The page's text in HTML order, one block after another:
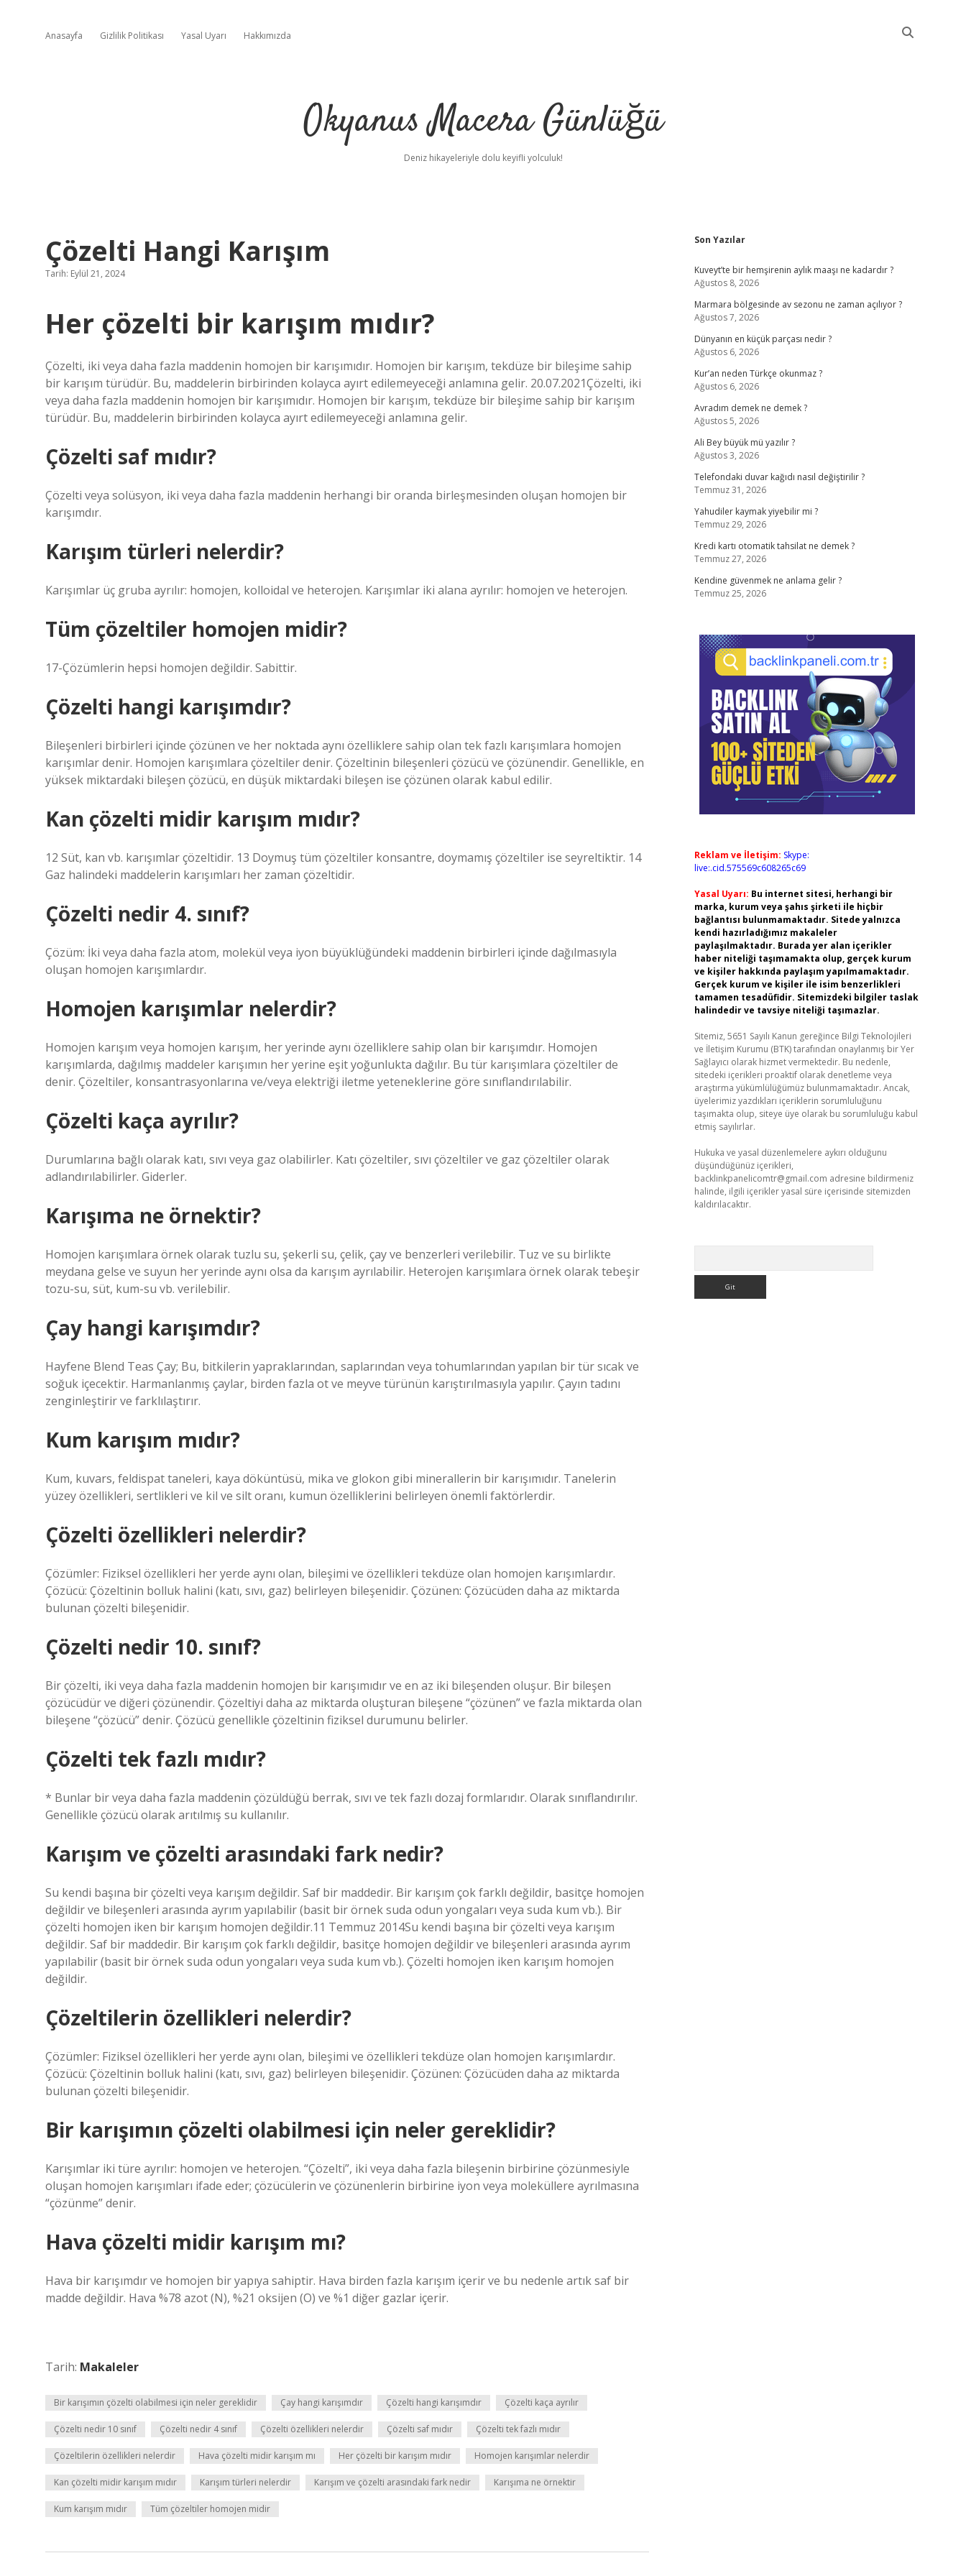
Anasayfa Gizlilik Politikası Yasal Uyarı Hakkımızda
Okyanus Macera Günlüğü
Deniz hikayeleriyle dolu keyifli yolculuk!
Çözelti Hangi Karışım
Tarih: Eylül 21, 2024
Her çözelti bir karışım mıdır?
Çözelti, iki veya daha fazla maddenin homojen bir karışımıdır. Homojen bir karışım, tekdüze bir bileşime sahip
bir karışım türüdür. Bu, maddelerin birbirinden kolayca ayırt edilemeyeceği anlamına gelir. 20.07.2021Çözelti, iki
veya daha fazla maddenin homojen bir karışımıdır. Homojen bir karışım, tekdüze bir bileşime sahip bir karışım
türüdür. Bu, maddelerin birbirinden kolayca ayırt edilemeyeceği anlamına gelir.
Çözelti saf mıdır?
Çözelti veya solüsyon, iki veya daha fazla maddenin herhangi bir oranda birleşmesinden oluşan homojen bir
karışımdır.
Karışım türleri nelerdir?
Karışımlar üç gruba ayrılır: homojen, kolloidal ve heterojen. Karışımlar iki alana ayrılır: homojen ve heterojen.
Tüm çözeltiler homojen midir?
17-Çözümlerin hepsi homojen değildir. Sabittir.
Çözelti hangi karışımdır?
Bileşenleri birbirleri içinde çözünen ve her noktada aynı özelliklere sahip olan tek fazlı karışımlara homojen
karışımlar denir. Homojen karışımlara çözeltiler denir. Çözeltinin bileşenleri çözücü ve çözünendir. Genellikle, en
yüksek miktardaki bileşen çözücü, en düşük miktardaki bileşen ise çözünen olarak kabul edilir.
Kan çözelti midir karışım mıdır?
12 Süt, kan vb. karışımlar çözeltidir. 13 Doymuş tüm çözeltiler konsantre, doymamış çözeltiler ise seyreltiktir. 14
Gaz halindeki maddelerin karışımları her zaman çözeltidir.
Çözelti nedir 4. sınıf?
Çözüm: İki veya daha fazla atom, molekül veya iyon büyüklüğündeki maddenin birbirleri içinde dağılmasıyla
oluşan homojen karışımlardır.
Homojen karışımlar nelerdir?
Homojen karışım veya homojen karışım, her yerinde aynı özelliklere sahip olan bir karışımdır. Homojen
karışımlarda, dağılmış maddeler karışımın her yerine eşit yoğunlukta dağılır. Bu tür karışımlara çözeltiler de
denir. Çözeltiler, konsantrasyonlarına ve/veya elektriği iletme yeteneklerine göre sınıflandırılabilir.
Çözelti kaça ayrılır?
Durumlarına bağlı olarak katı, sıvı veya gaz olabilirler. Katı çözeltiler, sıvı çözeltiler ve gaz çözeltiler olarak
adlandırılabilirler. Giderler.
Karışıma ne örnektir?
Homojen karışımlara örnek olarak tuzlu su, şekerli su, çelik, çay ve benzerleri verilebilir. Tuz ve su birlikte
meydana gelse ve suyun her yerinde aynı olsa da karışım ayrılabilir. Heterojen karışımlara örnek olarak tebeşir
tozu-su, süt, kum-su vb. verilebilir.
Çay hangi karışımdır?
Hayfene Blend Teas Çay; Bu, bitkilerin yapraklarından, saplarından veya tohumlarından yapılan bir tür sıcak ve
soğuk içecektir. Harmanlanmış çaylar, birden fazla ot ve meyve türünün karıştırılmasıyla yapılır. Çayın tadını
zenginleştirir ve farklılaştırır.
Kum karışım mıdır?
Kum, kuvars, feldispat taneleri, kaya döküntüsü, mika ve glokon gibi minerallerin bir karışımıdır. Tanelerin
yüzey özellikleri, sertlikleri ve kil ve silt oranı, kumun özelliklerini belirleyen önemli faktörlerdir.
Çözelti özellikleri nelerdir?
Çözümler: Fiziksel özellikleri her yerde aynı olan, bileşimi ve özellikleri tekdüze olan homojen karışımlardır.
Çözücü: Çözeltinin bolluk halini (katı, sıvı, gaz) belirleyen bileşenidir. Çözünen: Çözücüden daha az miktarda
bulunan çözelti bileşenidir.
Çözelti nedir 10. sınıf?
Bir çözelti, iki veya daha fazla maddenin homojen bir karışımıdır ve en az iki bileşenden oluşur. Bir bileşen
çözücüdür ve diğeri çözünendir. Çözeltiyi daha az miktarda oluşturan bileşene “çözünen” ve fazla miktarda olan
bileşene “çözücü” denir. Çözücü genellikle çözeltinin fiziksel durumunu belirler.
Çözelti tek fazlı mıdır?
* Bunlar bir veya daha fazla maddenin çözüldüğü berrak, sıvı ve tek fazlı dozaj formlarıdır. Olarak sınıflandırılır.
Genellikle çözücü olarak arıtılmış su kullanılır.
Karışım ve çözelti arasındaki fark nedir?
Su kendi başına bir çözelti veya karışım değildir. Saf bir maddedir. Bir karışım çok farklı değildir, basitçe homojen
değildir ve bileşenleri arasında ayrım yapılabilir (basit bir örnek suda odun yongaları veya suda kum vb.). Bir
çözelti homojen iken bir karışım homojen değildir.11 Temmuz 2014Su kendi başına bir çözelti veya karışım
değildir. Saf bir maddedir. Bir karışım çok farklı değildir, basitçe homojen değildir ve bileşenleri arasında ayrım
yapılabilir (basit bir örnek suda odun yongaları veya suda kum vb.). Çözelti homojen iken karışım homojen
değildir.
Çözeltilerin özellikleri nelerdir?
Çözümler: Fiziksel özellikleri her yerde aynı olan, bileşimi ve özellikleri tekdüze olan homojen karışımlardır.
Çözücü: Çözeltinin bolluk halini (katı, sıvı, gaz) belirleyen bileşenidir. Çözünen: Çözücüden daha az miktarda
bulunan çözelti bileşenidir.
Bir karışımın çözelti olabilmesi için neler gereklidir?
Karışımlar iki türe ayrılır: homojen ve heterojen. “Çözelti”, iki veya daha fazla bileşenin birbirine çözünmesiyle
oluşan homojen karışımları ifade eder; çözücülerin ve çözünenlerin birbirine iyon veya moleküllere ayrılmasına
“çözünme” denir.
Hava çözelti midir karışım mı?
Hava bir karışımdır ve homojen bir yapıya sahiptir. Hava birden fazla karışım içerir ve bu nedenle artık saf bir
madde değildir. Hava %78 azot (N), %21 oksijen (O) ve %1 diğer gazlar içerir.
Tarih: Makaleler
Bir karışımın çözelti olabilmesi için neler gereklidir Çay hangi karışımdır Çözelti hangi karışımdır Çözelti kaça ayrılır
Çözelti nedir 10 sınıf Çözelti nedir 4 sınıf Çözelti özellikleri nelerdir Çözelti saf mıdır Çözelti tek fazlı mıdır
Çözeltilerin özellikleri nelerdir Hava çözelti midir karışım mı Her çözelti bir karışım mıdır Homojen karışımlar nelerdir
Kan çözelti midir karışım mıdır Karışım türleri nelerdir Karışım ve çözelti arasındaki fark nedir Karışıma ne örnektir
Kum karışım mıdır Tüm çözeltiler homojen midir
Sidebar
Son Yazılar
Kuveyt’te bir hemşirenin aylık maaşı ne kadardır ?
Ağustos 8, 2026
Marmara bölgesinde av sezonu ne zaman açılıyor ?
Ağustos 7, 2026
Dünyanın en küçük parçası nedir ?
Ağustos 6, 2026
Kur’an neden Türkçe okunmaz ?
Ağustos 6, 2026
Avradım demek ne demek ?
Ağustos 5, 2026
Ali Bey büyük mü yazılır ?
Ağustos 3, 2026
Telefondaki duvar kağıdı nasıl değiştirilir ?
Temmuz 31, 2026
Yahudiler kaymak yiyebilir mi ?
Temmuz 29, 2026
Kredi kartı otomatik tahsilat ne demek ?
Temmuz 27, 2026
Kendine güvenmek ne anlama gelir ?
Temmuz 25, 2026
Reklam ve İletişim: Skype:
live:.cid.575569c608265c69
Yasal Uyarı: Bu internet sitesi, herhangi bir
marka, kurum veya şahıs şirketi ile hiçbir
bağlantısı bulunmamaktadır. Sitede yalnızca
kendi hazırladığımız makaleler
paylaşılmaktadır. Burada yer alan içerikler
haber niteliği taşımamakta olup, gerçek kurum
ve kişiler hakkında paylaşım yapılmamaktadır.
Gerçek kurum ve kişiler ile isim benzerlikleri
tamamen tesadüfidir. Sitemizdeki bilgiler taslak
halindedir ve tavsiye niteliği taşımazlar.
Sitemiz, 5651 Sayılı Kanun gereğince Bilgi Teknolojileri
ve İletişim Kurumu (BTK) tarafından onaylanmış bir Yer
Sağlayıcı olarak hizmet vermektedir. Bu nedenle,
sitedeki içerikleri proaktif olarak denetleme veya
araştırma yükümlülüğümüz bulunmamaktadır. Ancak,
üyelerimiz yazdıkları içeriklerin sorumluluğunu
taşımakta olup, siteye üye olarak bu sorumluluğu kabul
etmiş sayılırlar.
Hukuka ve yasal düzenlemelere aykırı olduğunu
düşündüğünüz içerikleri,
backlinkpanelicomtr@gmail.com adresine bildirmeniz
halinde, ilgili içerikler yasal süre içerisinde sitemizden
kaldırılacaktır.